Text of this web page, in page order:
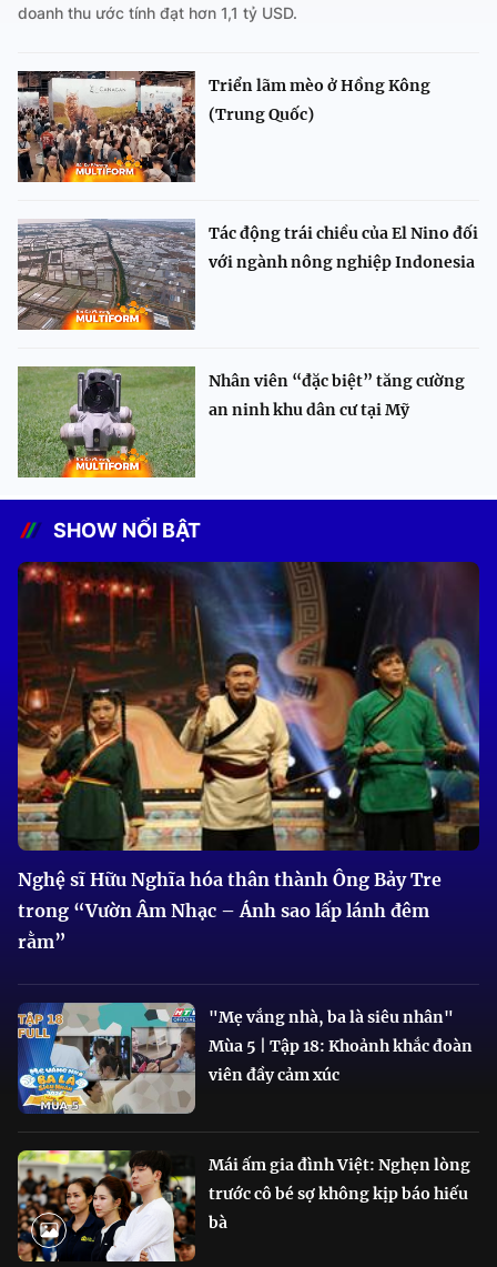
doanh thu ước tính đạt hơn 1,1 tỷ USD.
Triển lãm mèo ở Hồng Kông
(Trung Quốc)
Tác động trái chiều của El Nino đối
với ngành nông nghiệp Indonesia
Nhân viên “đặc biệt” tăng cường
an ninh khu dân cư tại Mỹ
SHOW NỔI BẬT
Nghệ sĩ Hữu Nghĩa hóa thân thành Ông Bảy Tre
trong “Vườn Âm Nhạc – Ánh sao lấp lánh đêm
rằm”
"Mẹ vắng nhà, ba là siêu nhân"
Mùa 5 | Tập 18: Khoảnh khắc đoàn
viên đầy cảm xúc
Mái ấm gia đình Việt: Nghẹn lòng
trước cô bé sợ không kịp báo hiếu
bà